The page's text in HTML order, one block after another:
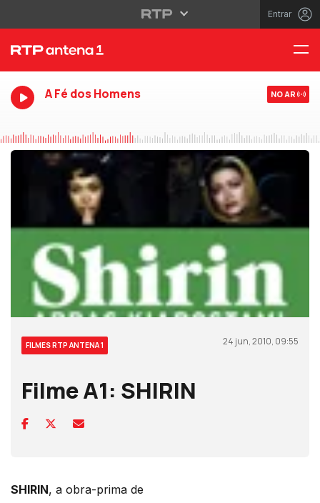
Entrar
A Fé dos Homens NO AR
FILMES RTP ANTENA 1 24 jun, 2010, 09:55
Filme A1: SHIRIN
SHIRIN, a obra-prima de